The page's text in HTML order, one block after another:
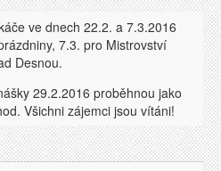
ve dnech 22.2. a 7.3.2016
7.3. pro Mistrovství
Desnou.
29.2.2016 proběhnou jako
Všichni zájemci jsou vítáni!